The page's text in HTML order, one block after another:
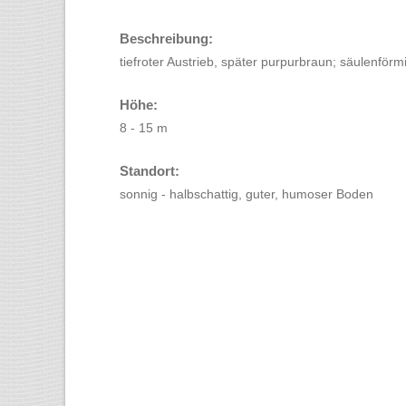
Beschreibung:
tiefroter Austrieb, später purpurbraun;
Höhe:
8 - 15 m
Standort:
sonnig - halbschattig, guter, humoser Boden